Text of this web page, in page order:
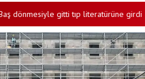
gitti tıp literatürüne girdi •